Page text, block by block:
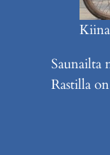
Saunailta
Rastilla